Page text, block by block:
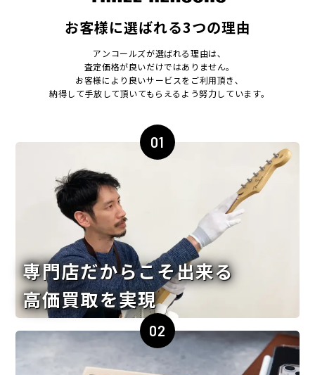
お客様に選ばれる3つの理由
アンコールズが選ばれる理由は､
査定価格が良いだけではありません｡
お客様により良いサービスをご利用頂き､
納得して手放して頂いてもらえるよう努力しています｡
01
専門店だからこそ出来る
高価買取を実現
02